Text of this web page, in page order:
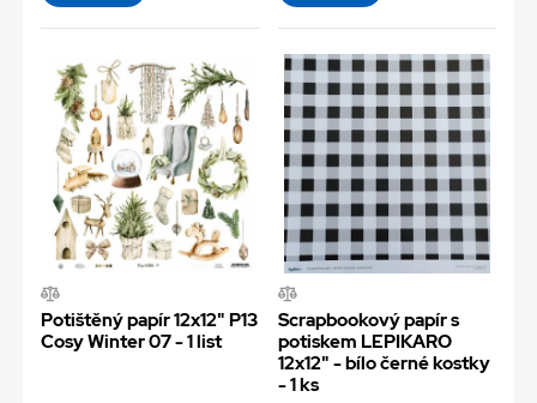
Potištěný papír 12x12" P13
Cosy Winter 07 - 1 list
Scrapbookový papír s
potiskem LEPIKARO
12x12" - bílo černé kostky
- 1 ks